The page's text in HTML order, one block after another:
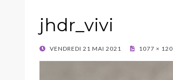
jhdr_vivi
POSTED
VENDREDI 21 MAI 2021 1077 ×